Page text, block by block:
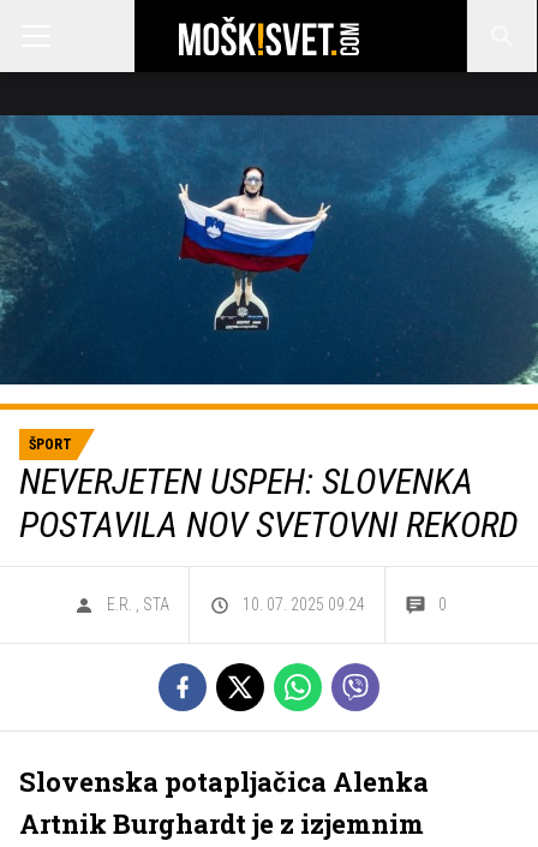
ŠPORT
NEVERJETEN USPEH: SLOVENKA
POSTAVILA NOV SVETOVNI REKORD
E.R. STA 10. 07. 2025 09.24 0
Slovenska potapljačica Alenka
Artnik Burghardt je z izjemnim